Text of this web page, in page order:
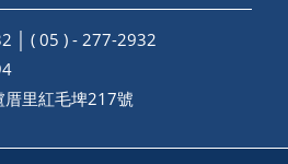
│ ( 05 ) - 277-2932
里紅毛埤217號